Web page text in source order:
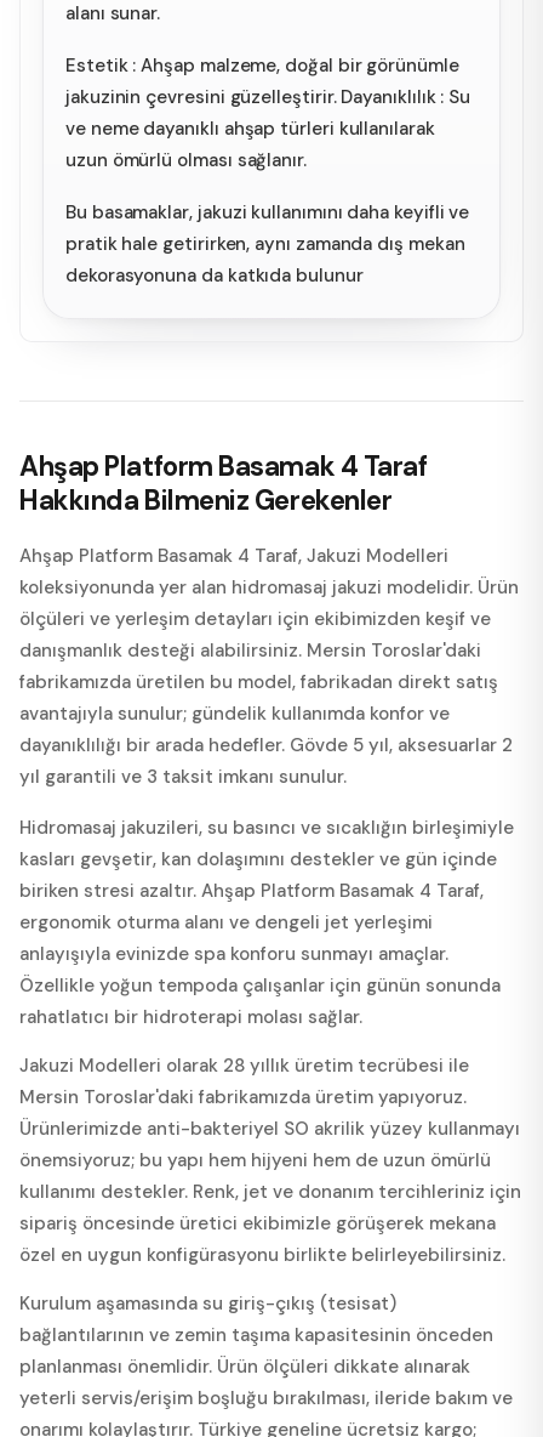
alanı sunar.
Estetik : Ahşap malzeme, doğal bir görünümle
jakuzinin çevresini güzelleştirir. Dayanıklılık : Su
ve neme dayanıklı ahşap türleri kullanılarak
uzun ömürlü olması sağlanır.
Bu basamaklar, jakuzi kullanımını daha keyifli ve
pratik hale getirirken, aynı zamanda dış mekan
dekorasyonuna da katkıda bulunur
Ahşap Platform Basamak 4 Taraf
Hakkında Bilmeniz Gerekenler
Ahşap Platform Basamak 4 Taraf, Jakuzi Modelleri
koleksiyonunda yer alan hidromasaj jakuzi modelidir. Ürün
ölçüleri ve yerleşim detayları için ekibimizden keşif ve
danışmanlık desteği alabilirsiniz. Mersin Toroslar'daki
fabrikamızda üretilen bu model, fabrikadan direkt satış
avantajıyla sunulur; gündelik kullanımda konfor ve
dayanıklılığı bir arada hedefler. Gövde 5 yıl, aksesuarlar 2
yıl garantili ve 3 taksit imkanı sunulur.
Hidromasaj jakuzileri, su basıncı ve sıcaklığın birleşimiyle
kasları gevşetir, kan dolaşımını destekler ve gün içinde
biriken stresi azaltır. Ahşap Platform Basamak 4 Taraf,
ergonomik oturma alanı ve dengeli jet yerleşimi
anlayışıyla evinizde spa konforu sunmayı amaçlar.
Özellikle yoğun tempoda çalışanlar için günün sonunda
rahatlatıcı bir hidroterapi molası sağlar.
Jakuzi Modelleri olarak 28 yıllık üretim tecrübesi ile
Mersin Toroslar'daki fabrikamızda üretim yapıyoruz.
Ürünlerimizde anti-bakteriyel SO akrilik yüzey kullanmayı
önemsiyoruz; bu yapı hem hijyeni hem de uzun ömürlü
kullanımı destekler. Renk, jet ve donanım tercihleriniz için
sipariş öncesinde üretici ekibimizle görüşerek mekana
özel en uygun konfigürasyonu birlikte belirleyebilirsiniz.
Kurulum aşamasında su giriş-çıkış (tesisat)
bağlantılarının ve zemin taşıma kapasitesinin önceden
planlanması önemlidir. Ürün ölçüleri dikkate alınarak
yeterli servis/erişim boşluğu bırakılması, ileride bakım ve
onarımı kolaylaştırır. Türkiye geneline ücretsiz kargo;